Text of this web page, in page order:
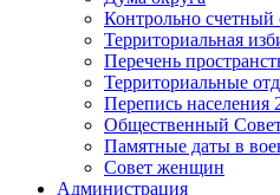
Контрольно счетный
Территориальная
Перечень
Территориальные
Перепись населения
Общественный
Памятные даты в
Совет женщин
Администрация